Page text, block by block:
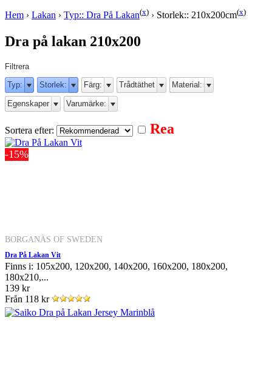
Hem › Lakan › Typ:: Dra På Lakan(x) › Storlek:: 210x200cm(x)
Dra på lakan 210x200
Filtrera
Typ:
Storlek: Färg: Trådtäthet Material:
Egenskaper Varumärke:
Sortera efter: Rea
-15%
BORGANÄS OF SWEDEN
Dra På Lakan Vit
Finns i: 105x200, 120x200, 140x200, 160x200, 180x200,
180x210,...
139 kr
Från 118 kr